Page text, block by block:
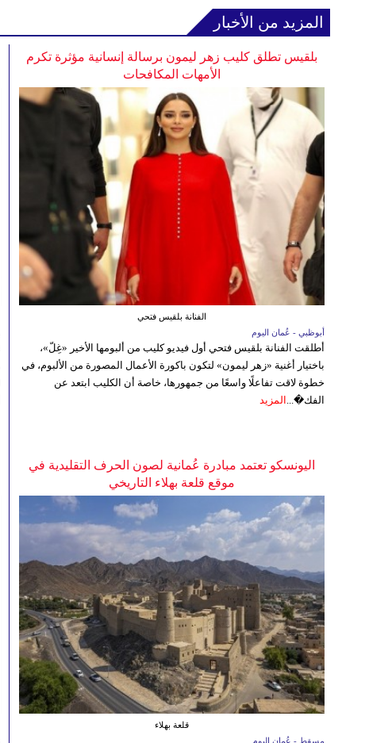
المزيد من الأخبار
بلقيس تطلق كليب زهر ليمون برسالة إنسانية مؤثرة تكرم
الأمهات المكافحات
الفنانة بلقيس فتحي
أبوظبي - عُمان اليوم
أطلقت الفنانة بلقيس فتحي أول فيديو كليب من ألبومها الأخير «غِلّ»،
باختيار أغنية «زهر ليمون» لتكون باكورة الأعمال المصورة من الألبوم، في
خطوة لاقت تفاعلًا واسعًا من جمهورها، خاصة أن الكليب ابتعد عن
الفك�... المزيد
اليونسكو تعتمد مبادرة عُمانية لصون الحرف التقليدية في
موقع قلعة بهلاء التاريخي
قلعة بهلاء
مسقط - عُمان اليوم